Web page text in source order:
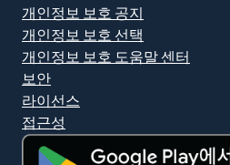
개인정보 보호 공지
개인정보 보호 선택
개인정보 보호 도움말 센터
보안
라이선스
접근성